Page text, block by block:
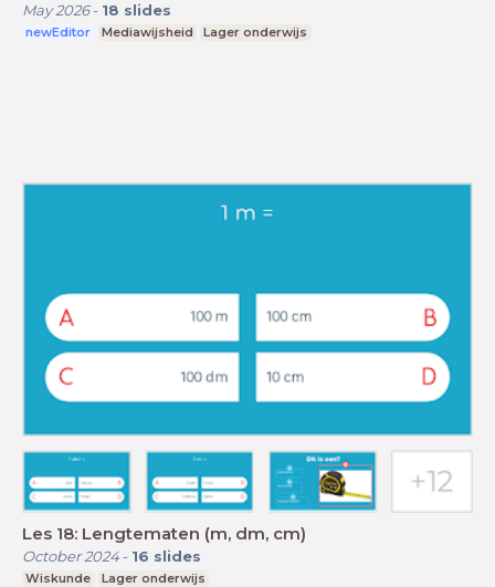
May 2026- 18 slides
newEditor Mediawijsheid Lager onderwijs
Les 18: Lengtematen (m, dm, cm)
October 2024- 16 slides
Wiskunde Lager onderwijs